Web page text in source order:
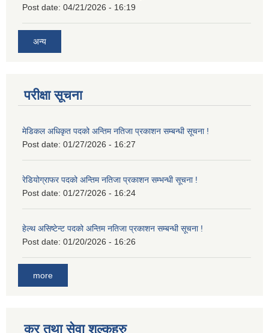
Post date: 04/21/2026 - 16:19
अन्य
परीक्षा सूचना
मेडिकल अधिकृत पदको अन्तिम नतिजा प्रकाशन सम्बन्धी सूचना !
Post date: 01/27/2026 - 16:27
रेडियोग्राफर पदको अन्तिम नतिजा प्रकाशन सम्भन्धी सूचना !
Post date: 01/27/2026 - 16:24
हेल्थ असिष्टेन्ट पदको अन्तिम नतिजा प्रकाशन सम्बन्धी सूचना !
Post date: 01/20/2026 - 16:26
more
कर तथा सेवा शुल्कहरु